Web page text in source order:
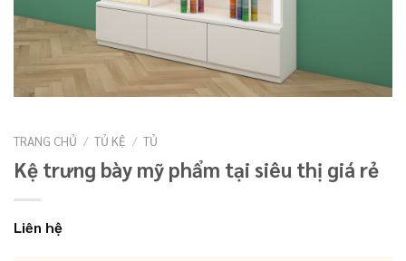
TRANG CHỦ / TỦ KỆ / TỦ
Kệ trưng bày mỹ phẩm tại siêu thị giá rẻ
Liên hệ